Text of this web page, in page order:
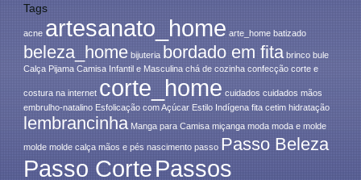
Tags
acne artesanato_home arte_home batizado
beleza_home bijuteria bordado em fita brinco bule
Calça Pijama Camisa Infantil e Masculina chá de cozinha confecção corte e
costura na internet corte_home cuidados cuidados mãos
embrulho-natalino Esfolicação com Açúcar Estilo Indígena fita cetim hidratação
lembrancinha Manga para Camisa miçanga moda moda e molde
molde molde calça mãos e pés nascimento passo Passo Beleza
Passo CortePassos